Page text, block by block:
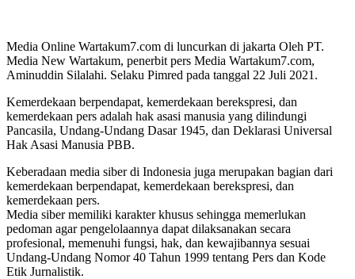
Media Online Wartakum7.com di luncurkan di jakarta Oleh PT.
Media New Wartakum, penerbit pers Media Wartakum7.com,
Aminuddin Silalahi. Selaku Pimred pada tanggal 22 Juli 2021.
Kemerdekaan berpendapat, kemerdekaan berekspresi, dan
kemerdekaan pers adalah hak asasi manusia yang dilindungi
Pancasila, Undang-Undang Dasar 1945, dan Deklarasi Universal
Hak Asasi Manusia PBB.
Keberadaan media siber di Indonesia juga merupakan bagian dari
kemerdekaan berpendapat, kemerdekaan berekspresi, dan
kemerdekaan pers.
Media siber memiliki karakter khusus sehingga memerlukan
pedoman agar pengelolaannya dapat dilaksanakan secara
profesional, memenuhi fungsi, hak, dan kewajibannya sesuai
Undang-Undang Nomor 40 Tahun 1999 tentang Pers dan Kode
Etik Jurnalistik.